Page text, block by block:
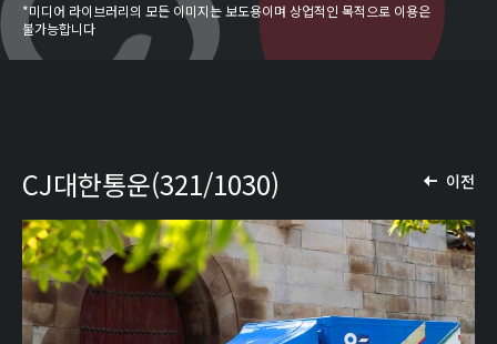
*미디어 라이브러리의 모든 이미지는 보도용이며 상업적인 목적으로 이용은
불가능합니다
이전
CJ대한통운(321/1030)